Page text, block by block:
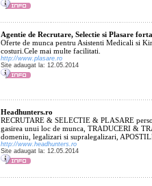
Agentie de Recrutare, Selectie si Plasare
Oferte de munca pentru Asistenti Medicali si
costuri.Cele mai multe facilitati.
http://www.plasare.ro
Site adaugat la: 12.05.2014
Headhunters.ro
RECRUTARE & SELECTIE & PLASARE
gasirea unui loc de munca, TRADUCERI &
domeniu, legalizari si supralegalizari,
http://www.headhunters.ro
Site adaugat la: 12.05.2014